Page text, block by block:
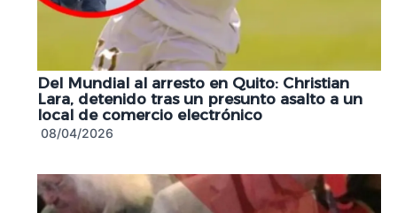
Del Mundial al arresto en Quito: Christian
Lara, detenido tras un presunto asalto a un
local de comercio electrónico
08/04/2026